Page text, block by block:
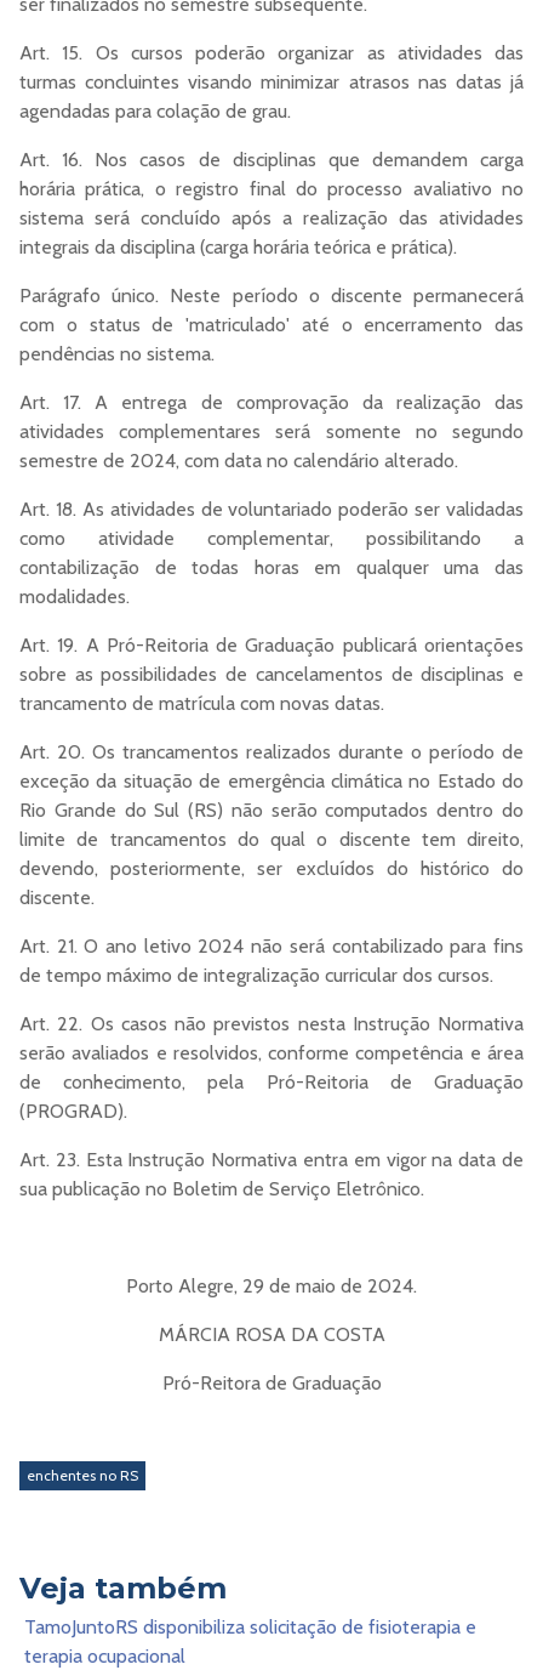
Art. 15. Os cursos poderão organizar as atividades das
turmas concluintes visando minimizar atrasos nas datas já
agendadas para colação de grau.
Art. 16. Nos casos de disciplinas que demandem carga
horária prática, o registro final do processo avaliativo no
sistema será concluído após a realização das atividades
integrais da disciplina (carga horária teórica e prática).
Parágrafo único. Neste período o discente permanecerá
com o status de 'matriculado' até o encerramento das
pendências no sistema.
Art. 17. A entrega de comprovação da realização das
atividades complementares será somente no segundo
semestre de 2024, com data no calendário alterado.
Art. 18. As atividades de voluntariado poderão ser validadas
como atividade complementar, possibilitando a
contabilização de todas horas em qualquer uma das
modalidades.
Art. 19. A Pró-Reitoria de Graduação publicará orientações
sobre as possibilidades de cancelamentos de disciplinas e
trancamento de matrícula com novas datas.
Art. 20. Os trancamentos realizados durante o período de
exceção da situação de emergência climática no Estado do
Rio Grande do Sul (RS) não serão computados dentro do
limite de trancamentos do qual o discente tem direito,
devendo, posteriormente, ser excluídos do histórico do
discente.
Art. 21. O ano letivo 2024 não será contabilizado para fins
de tempo máximo de integralização curricular dos cursos.
Art. 22. Os casos não previstos nesta Instrução Normativa
serão avaliados e resolvidos, conforme competência e área
de conhecimento, pela Pró-Reitoria de Graduação
(PROGRAD).
Art. 23. Esta Instrução Normativa entra em vigor na data de
sua publicação no Boletim de Serviço Eletrônico.
Porto Alegre, 29 de maio de 2024.
MÁRCIA ROSA DA COSTA
Pró-Reitora de Graduação
enchentes no RS
Veja também
TamoJuntoRS disponibiliza solicitação de fisioterapia e
terapia ocupacional